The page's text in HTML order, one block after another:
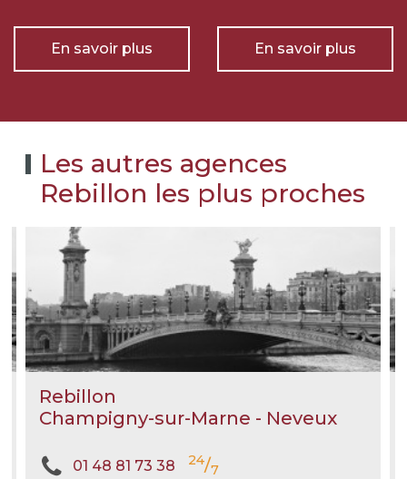
En savoir plus En savoir plus
Les autres agences
Rebillon les plus proches
Rebillon
Champigny-sur-Marne - Neveux
01 48 81 73 38 24/7